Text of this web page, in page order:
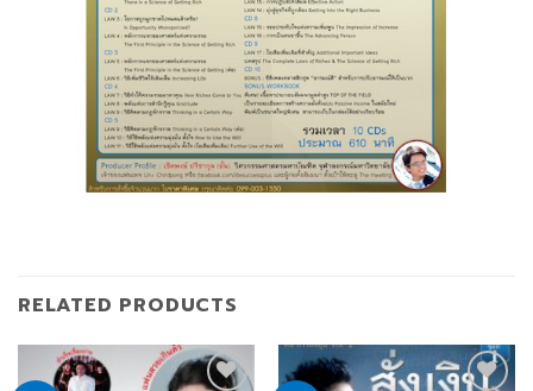
RELATED PRODUCTS